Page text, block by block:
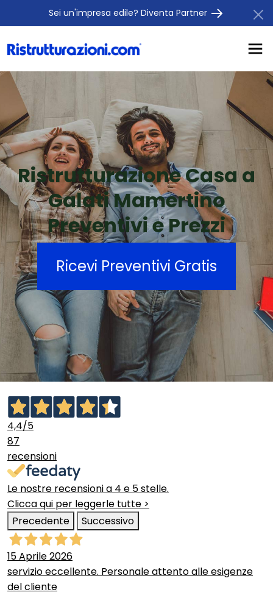
Sei un'impresa edile? Diventa Partner
Ristrutturazione Casa a
Galati Mamertino
Preventivi e Prezzi
Ricevi Preventivi Gratis
4,4/5
87
recensioni
Le nostre recensioni a 4 e 5 stelle.
Clicca qui per leggerle tutte >
Precedente
Successivo
15 Aprile 2026
servizio eccellente. Personale attento alle esigenze
del cliente